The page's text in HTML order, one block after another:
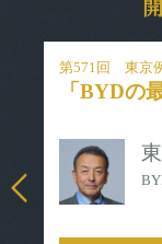
第571回 東京
「BYDの